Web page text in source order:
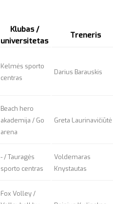
Klubas /
universitetas
Treneris
Kelmės sporto
centras
Darius Barauskis
Beach hero
akademija / Go
arena
Greta Laurinavičiūtė
- / Tauragės
sporto centras
Voldemaras
Knystautas
Fox Volley /